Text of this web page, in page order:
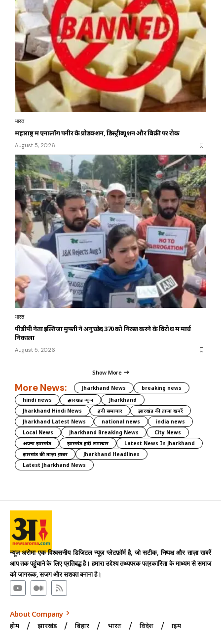
भारत
महाराष्ट्र में एनालॉग पनीर के प्रोडक्शन, डिस्ट्रीब्यूशन और बिक्री पर रोक
August 5, 2026
भारत
पीडीपी नेता इल्तिजा मुफ्ती ने अनुच्छेद 370 को निरस्त करने के विरोध में मार्च
निकाला
August 5, 2026
Show More
More News: Jharkhand News
breaking news
hindi news
झारखंड न्यूज़
Jharkhand
Jharkhand Hindi News
हिंदी समाचार
झारखंड की ताज़ा खबरें
Jharkhand Latest News
national news
india news
Local News
Jharkhand Breaking News
City News
अपना झारखंड
झारखंड हिंदी समाचार
Latest News In Jharkhand
झारखंड की ताज़ा ख़बर
Jharkhand Headlines
Latest Jharkhand News
न्यूज अरोमा एक विश्वसनीय डिजिटल न्यूज़ प्लेटफ़ॉर्म है, जो सटीक, निष्पक्ष और ताज़ा खबरें
आप तक पहुंचाने के लिए प्रतिबद्ध है। हमारा उद्देश्य तथ्यपरक पत्रकारिता के माध्यम से समाज
को जागरूक, सजग और सशक्त बनाना है।
About Company
होम झारखंड बिहार भारत विदेश क्राइम